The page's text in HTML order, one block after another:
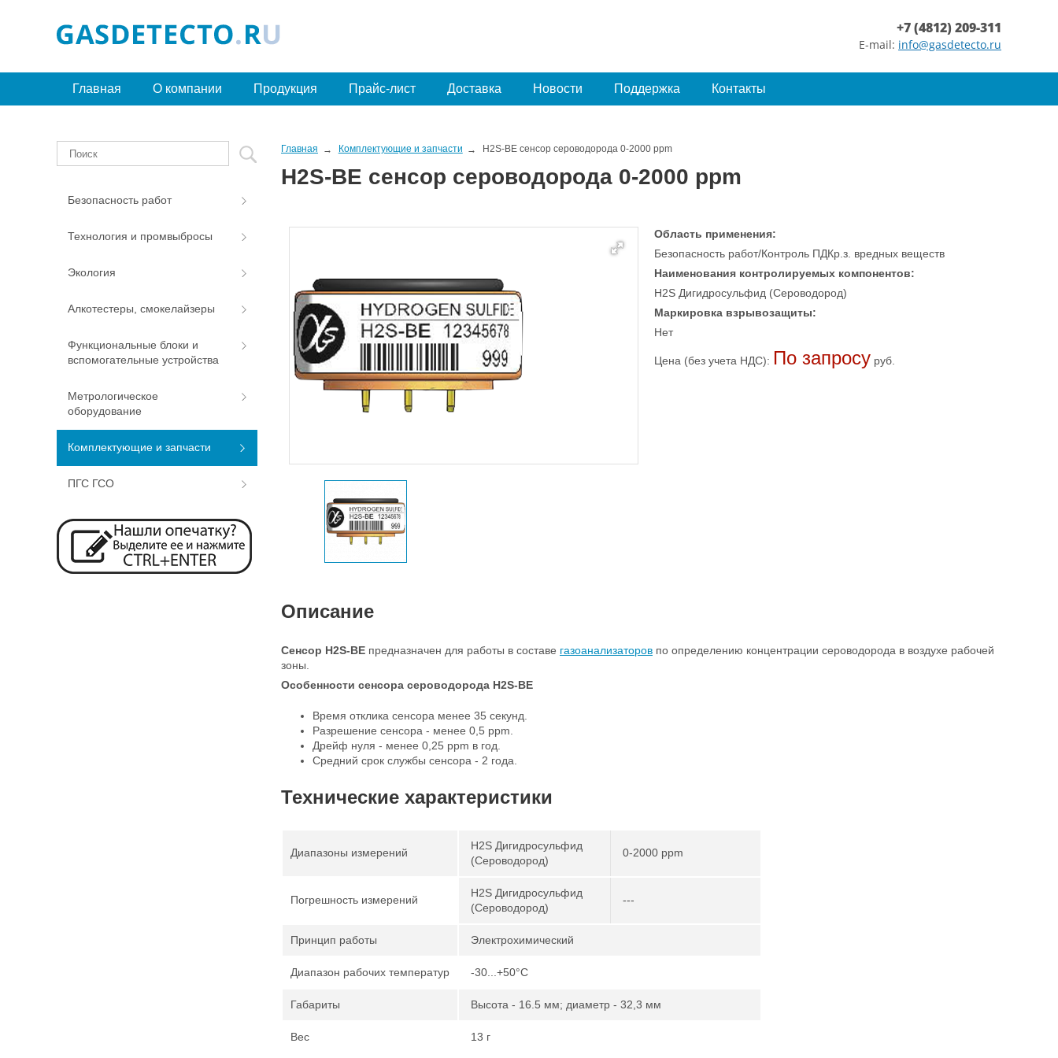
+7 (4812) 209-311
E-mail: info@gasdetecto.ru
Главная О компании Продукция Прайс-лист Доставка Новости Поддержка Контакты
Главная Комплектующие и запчасти H2S-BE сенсор сероводорода 0-2000 ppm
H2S-BE сенсор сероводорода 0-2000 ppm
Область применения:
Безопасность работ/Контроль ПДКр.з. вредных веществ
Наименования контролируемых компонентов:
H2S Дигидросульфид (Сероводород)
Маркировка взрывозащиты:
Нет
Цена (без учета НДС): По запросу руб.
Описание
Сенсор H2S-BE предназначен для работы в составе газоанализаторов по определению концентрации сероводорода в воздухе рабочей
зоны.
Особенности сенсора сероводорода H2S-BE
Время отклика сенсора менее 35 секунд.
Разрешение сенсора - менее 0,5 ppm.
Дрейф нуля - менее 0,25 ppm в год.
Средний срок службы сенсора - 2 года.
Технические характеристики
Диапазоны измерений
H2S Дигидросульфид
(Сероводород)
0-2000 ppm
Погрешность измерений
H2S Дигидросульфид
(Сероводород)
---
Принцип работы Электрохимический
Диапазон рабочих температур -30...+50°С
Габариты Высота - 16.5 мм; диаметр - 32,3 мм
Вес 13 г
Безопасность работ
Технология и промвыбросы
Экология
Алкотестеры, смокелайзеры
Функциональные блоки и
вспомогательные устройства
Метрологическое
оборудование
Комплектующие и запчасти
ПГС ГСО